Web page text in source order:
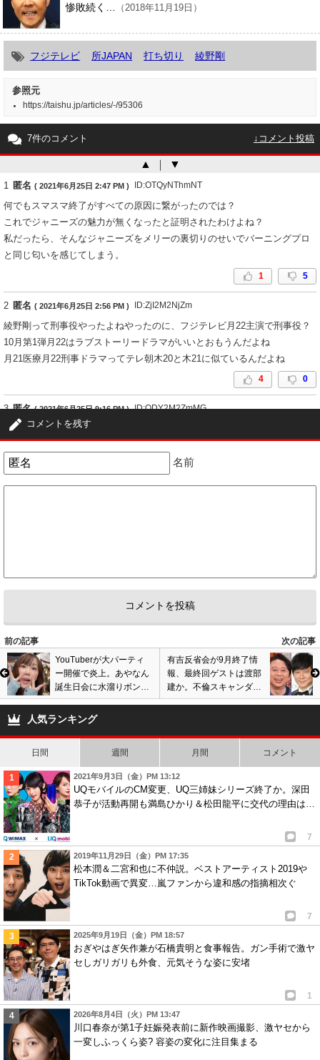
惨敗続く…
（2018年11月19日）
フジテレビ 所JAPAN 打ち切り 綾野剛
参照元
https://taishu.jp/articles/-/95306
7件のコメント ↓コメント投稿
▲ ｜ ▼
1 匿名 ( 2021年6月25日 2:47 PM ) ID:OTQyNThmNT
何でもスマスマ終了がすべての原因に繋がったのでは？
これでジャニーズの魅力が無くなったと証明されたわけよね？
私だったら、そんなジャニーズをメリーの裏切りのせいでバーニングプロ
と同じ匂いを感じてしまう。
1 5
2 匿名 ( 2021年6月25日 2:56 PM ) ID:ZjI2M2NjZm
綾野剛って刑事役やったよねやったのに、フジテレビ月22主演で刑事役？
10月第1弾月22はラブストーリードラマがいいとおもうんだよね
月21医療月22刑事ドラマってテレ朝木20と木21に似ているんだよね
4 0
3 匿名 ( 2021年6月25日 9:16 PM ) ID:ODY2M2ZmMG
綾野剛楽しみ！
じゃないかと
今の日テレのドラマを先ずは立て直すには火9、水10、土10の時間帯にした
1
5 匿名 ( 2021年6月26日 6:45 AM ) ID:OTQyNThmNT
綾野剛主演ドラマ、何年ぶり？
スマスマ終了後のバラエティ番組、つまらなくなったかな？
とにかく関テレドラマ、火曜日から月曜日に帰ってくるんだったら何年ぶ
りだろうな・・・。
6 匿名 ( 2021年6月26日 4:52 PM ) ID:YWQwNWY4YT
期待してます！
頑張って下さい(^_^)ノ
7 匿名 ( 2021年6月27日 6:37 PM ) ID:OTQyNThmNT
とにかく綾野剛主演ドラマは楽しみ(^ε^)-☆Chu!!
何年ぶり？
2 0
コメントを残す
名前
前の記事
次の記事
YouTuberが大パーティ
ー開催で炎上。あやなん
誕生日会に水溜りボン
ド、アバンティーズ参
加。路上喫煙や立ちショ
有吉反省会が9月終了情
報、最終回ゲストは渡部
建か。不倫スキャンダル
で芸能活動自粛、番組で
人気ランキング
日間 週間 月間 コメント
2021年9月3日（金）PM 13:12
UQモバイルのCM変更、UQ三姉妹シリーズ終了か。深田
恭子が活動再開も満島ひかり＆松田龍平に交代の理由は…
7
2019年11月29日（金）PM 17:35
松本潤＆二宮和也に不仲説。ベストアーティスト2019や
TikTok動画で異変…嵐ファンから違和感の指摘相次ぐ
7
2025年9月19日（金）PM 18:57
おぎやはぎ矢作兼が石橋貴明と食事報告。ガン手術で激ヤ
セしガリガリも外食、元気そうな姿に安堵
1
2026年8月4日（火）PM 13:47
川口春奈が第1子妊娠発表前に新作映画撮影、激ヤセから
一変しふっくら姿? 容姿の変化に注目集まる